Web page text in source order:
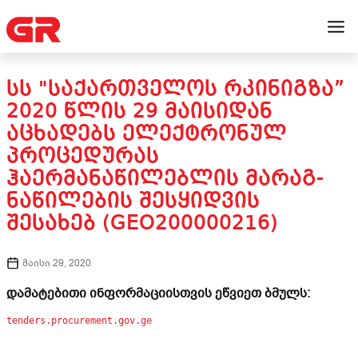
ᲡᲡ "ᲡᲐᲥᲐᲠᲗᲕᲔᲚᲝᲡ ᲠᲙᲘᲜᲘᲒᲖᲐ”
2020 ᲬᲚᲘᲡ 29 ᲛᲐᲘᲡᲘᲓᲐᲜ
ᲐᲪᲮᲐᲓᲔᲑᲡ ᲔᲚᲔᲥᲢᲠᲝᲜᲣᲚ
ᲞᲠᲝᲪᲔᲓᲣᲠᲐᲡ
ᲰᲐᲔᲠᲛᲐᲜᲐᲬᲘᲚᲔᲑᲚᲘᲡ ᲛᲐᲠᲐᲒ-
ᲜᲐᲬᲘᲚᲔᲑᲘᲡ ᲨᲔᲡᲧᲘᲓᲕᲘᲡ
ᲨᲔᲡᲐᲮᲔᲑ (GEO200000216)
მაისი 29, 2020
დამატებითი ინფორმაციისთვის ეწვიეთ ბმულს:
tenders.procurement.gov.ge